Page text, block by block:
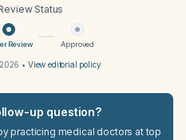
Status
Review Approved
• View editorial policy
up question?
practicing medical doctors at top